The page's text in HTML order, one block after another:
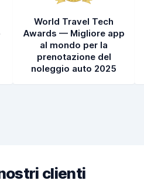
World Travel Tech
Awards — Migliore app
al mondo per la
prenotazione del
noleggio auto 2025
clienti